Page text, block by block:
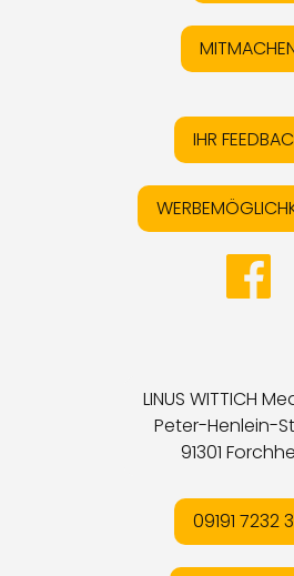
IHR
LINUS WITTICH
Peter-Henlein-
91301
09191 7232